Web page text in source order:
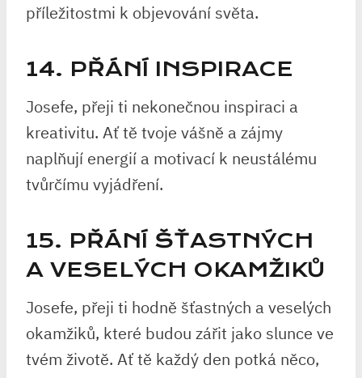
příležitostmi k objevování světa.
14. PŘÁNÍ INSPIRACE
Josefe, přeji ti nekonečnou inspiraci a
kreativitu. Ať tě tvoje vášně a zájmy
naplňují energií a motivací k neustálému
tvůrčímu vyjádření.
15. PŘÁNÍ ŠŤASTNÝCH
A VESELÝCH OKAMŽIKŮ
Josefe, přeji ti hodně šťastných a veselých
okamžiků, které budou zářit jako slunce ve
tvém životě. Ať tě každý den potká něco,